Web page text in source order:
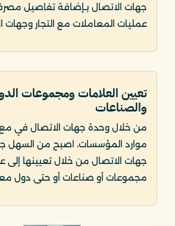
جهات الاتصال بـإضافة تفاصيل
عمليات المعاملات مع التجار وجهات
تعيين العلامات ومجموعات
والصناعات
من خلال وحدة جهات الاتصال في
موارد المؤسسات، اصبح من السهل
جهات الاتصال من خلال تعيينها إلى
مجموعات أو صناعات أو حتى دول